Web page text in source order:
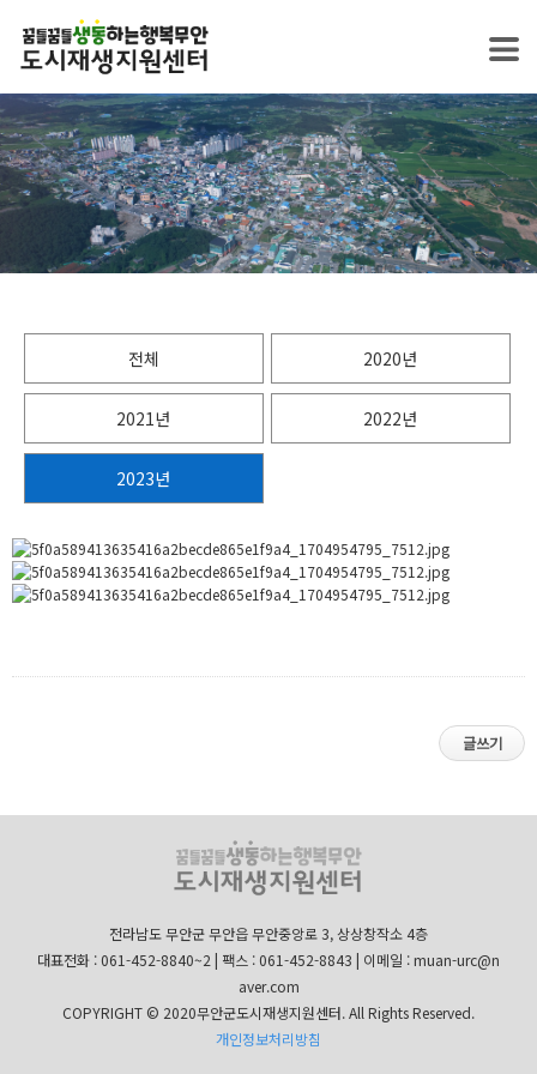
전체 2020년
2021년 2022년
2023년
글쓰기
전라남도 무안군 무안읍 무안중앙로 3, 상상창작소 4층
대표전화 : 061-452-8840~2 | 팩스 : 061-452-8843 | 이메일 : muan-urc@n
aver.com
COPYRIGHT © 2020무안군도시재생지원센터. All Rights Reserved.
개인정보처리방침